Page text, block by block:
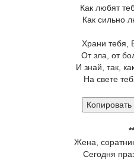
Как любят
Как сильно
Храни тебя,
От зла, от
И знай, так,
На свете
Копировать
Жена,
Сегодня